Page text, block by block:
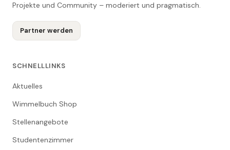
Projekte und Community – moderiert und pragmatisch.
Partner werden
SCHNELLLINKS
Aktuelles
Wimmelbuch Shop
Stellenangebote
Studentenzimmer